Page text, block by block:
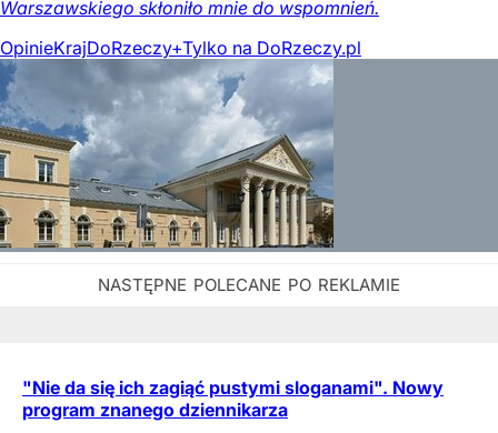
Warszawskiego skłoniło mnie do wspomnień.
OpinieKrajDoRzeczy+Tylko na DoRzeczy.pl
"Nie da się ich zagiąć pustymi sloganami". Nowy
program znanego dziennikarza